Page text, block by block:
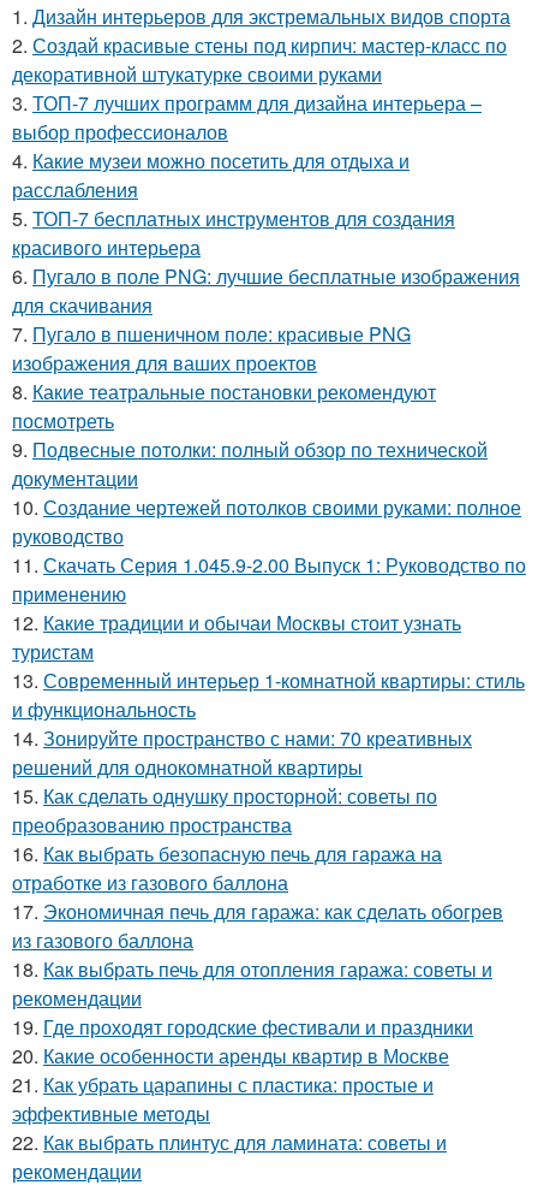
1. Дизайн интерьеров для экстремальных видов спорта
2. Создай красивые стены под кирпич: мастер-класс по
декоративной штукатурке своими руками
3. ТОП-7 лучших программ для дизайна интерьера –
выбор профессионалов
4. Какие музеи можно посетить для отдыха и
расслабления
5. ТОП-7 бесплатных инструментов для создания
красивого интерьера
6. Пугало в поле PNG: лучшие бесплатные изображения
для скачивания
7. Пугало в пшеничном поле: красивые PNG
изображения для ваших проектов
8. Какие театральные постановки рекомендуют
посмотреть
9. Подвесные потолки: полный обзор по технической
документации
10. Создание чертежей потолков своими руками: полное
руководство
11. Скачать Серия 1.045.9-2.00 Выпуск 1: Руководство по
применению
12. Какие традиции и обычаи Москвы стоит узнать
туристам
13. Современный интерьер 1-комнатной квартиры: стиль
и функциональность
14. Зонируйте пространство с нами: 70 креативных
решений для однокомнатной квартиры
15. Как сделать однушку просторной: советы по
преобразованию пространства
16. Как выбрать безопасную печь для гаража на
отработке из газового баллона
17. Экономичная печь для гаража: как сделать обогрев
из газового баллона
18. Как выбрать печь для отопления гаража: советы и
рекомендации
19. Где проходят городские фестивали и праздники
20. Какие особенности аренды квартир в Москве
21. Как убрать царапины с пластика: простые и
эффективные методы
22. Как выбрать плинтус для ламината: советы и
рекомендации